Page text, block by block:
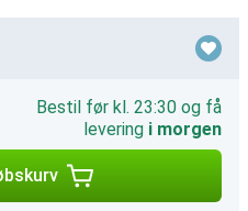
Bestil før kl. 23:30 og få
levering i morgen